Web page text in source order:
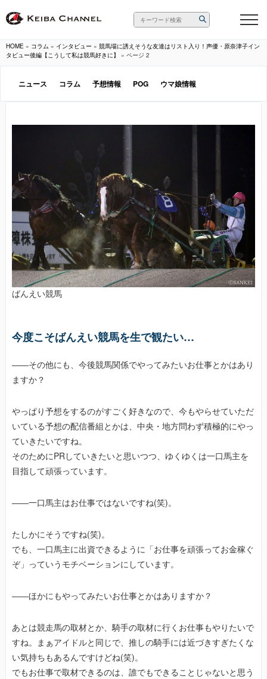
HOME » コラム » インタビュー » 競馬場に誘えそうな友達はリスト入り！声優・原奈津子イン
タビュー後編【こうして私は競馬好きに】
» ページ 2
ニュース コラム 予想情報 POG ウマ娘情報
ばんえい競馬
今度こそばんえい競馬を生で観たい…
――その他にも、今後競馬関係でやってみたいお仕事とかはあり
ますか？
やっぱり予想をするのがすごく好きなので、今もやらせていただ
いている予想の配信番組とかは、中央・地方問わず積極的にやっ
ていきたいですね。
そのためにPRしていきたいと思いつつ、ゆくゆくは一口馬主を
目指して頑張っています。
――一口馬主はお仕事ではないですね(笑)。
たしかにそうですね(笑)。
でも、一口馬主に出資できるように「お仕事を頑張ってお金稼ぐ
ぞ」っていうモチベーションにしています。
――ほかにもやってみたいお仕事とかはありますか？
あとは競走馬の取材とか、騎手の取材に行くお仕事もやりたいで
すね。まぁアイドルと同じで、推しの騎手には近づきすぎたくな
い気持ちもあるんですけどね(笑)。
でもお仕事で取材できるのは、誰でもできることじゃないと思う